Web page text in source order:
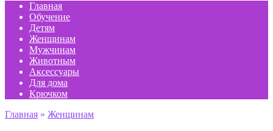
Главная
Обучение
Детям
Женщинам
Мужчинам
Животным
Аксессуары
Для дома
Крючком
Главная » Женщинам